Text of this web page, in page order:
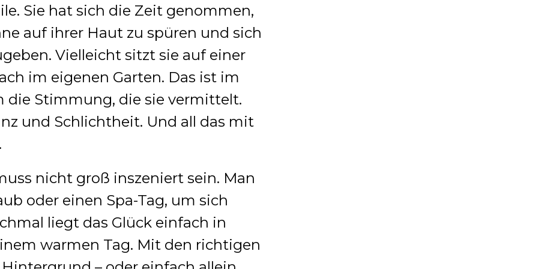
Sie hat sich die Zeit genommen,
auf ihrer Haut zu spüren und sich
Vielleicht sitzt sie auf einer
im eigenen Garten. Das ist im
die Stimmung, die sie vermittelt.
und Schlichtheit. Und all das mit
nicht groß inszeniert sein. Man
oder einen Spa-Tag, um sich
liegt das Glück einfach in
warmen Tag. Mit den richtigen